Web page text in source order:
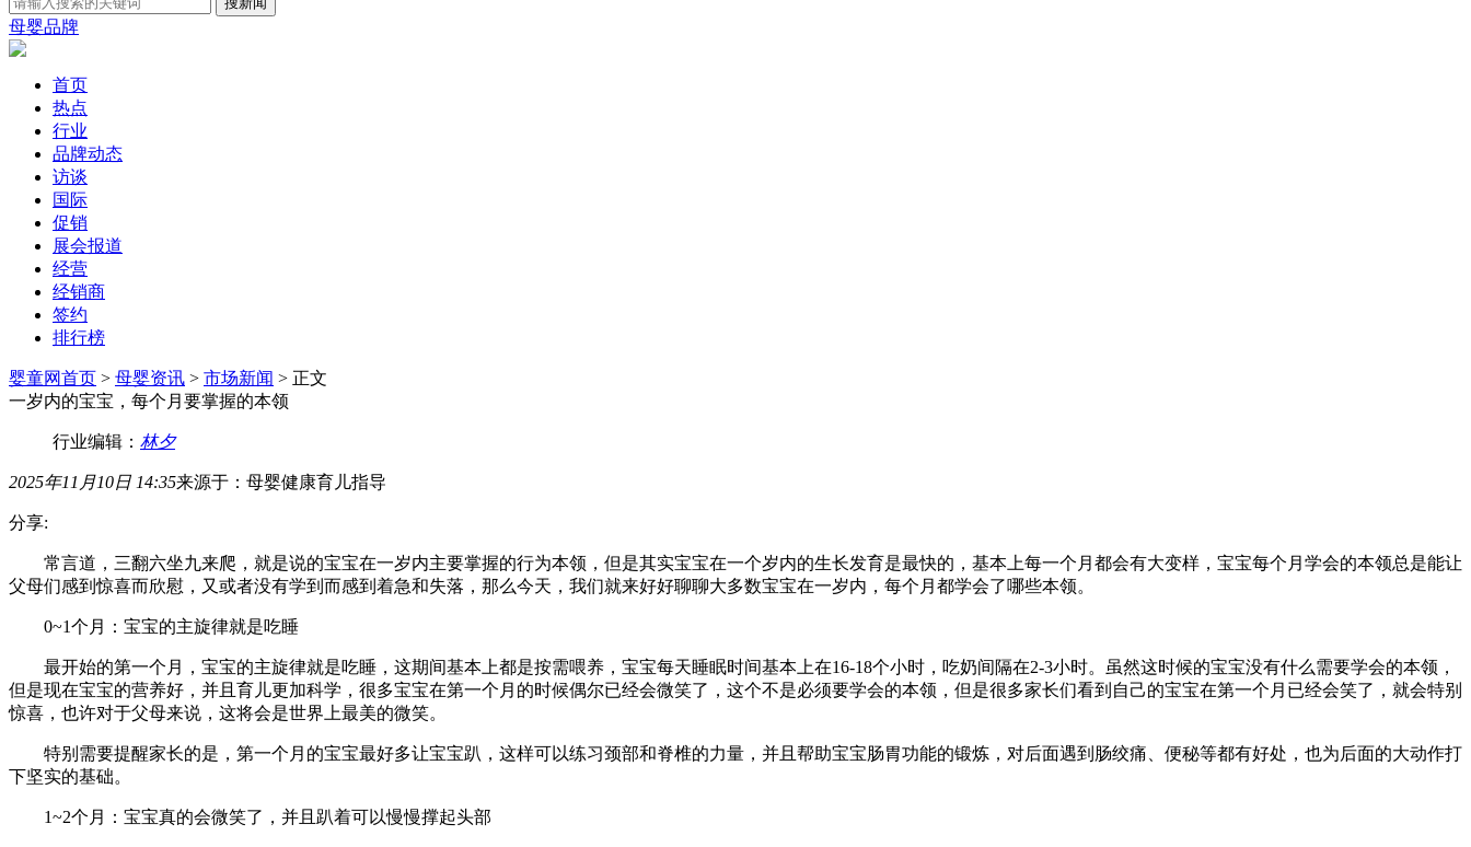
母婴品牌
首页
热点
行业
品牌动态
访谈
国际
促销
展会报道
经营
经销商
签约
排行榜
婴童网首页 > 母婴资讯 > 市场新闻 > 正文
一岁内的宝宝，每个月要掌握的本领
行业编辑： 林夕
2025年11月10日 14:35来源于：母婴健康育儿指导
分享:
常言道，三翻六坐九来爬，就是说的宝宝在一岁内主要掌握的行为本领，但是其实宝宝在一个岁内的生长发育是最快的，基本上每一个月都会有大变样，宝宝每个月学会的本领总是能让
父母们感到惊喜而欣慰，又或者没有学到而感到着急和失落，那么今天，我们就来好好聊聊大多数宝宝在一岁内，每个月都学会了哪些本领。
0~1个月：宝宝的主旋律就是吃睡
最开始的第一个月，宝宝的主旋律就是吃睡，这期间基本上都是按需喂养，宝宝每天睡眠时间基本上在16-18个小时，吃奶间隔在2-3小时。虽然这时候的宝宝没有什么需要学会的本领，
但是现在宝宝的营养好，并且育儿更加科学，很多宝宝在第一个月的时候偶尔已经会微笑了，这个不是必须要学会的本领，但是很多家长们看到自己的宝宝在第一个月已经会笑了，就会特别
惊喜，也许对于父母来说，这将会是世界上最美的微笑。
特别需要提醒家长的是，第一个月的宝宝最好多让宝宝趴，这样可以练习颈部和脊椎的力量，并且帮助宝宝肠胃功能的锻炼，对后面遇到肠绞痛、便秘等都有好处，也为后面的大动作打
下坚实的基础。
1~2个月：宝宝真的会微笑了，并且趴着可以慢慢撑起头部